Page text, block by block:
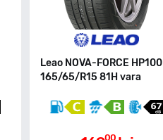
Leao NOVA-FORCE HP100
165/65/R15 81H vara
00